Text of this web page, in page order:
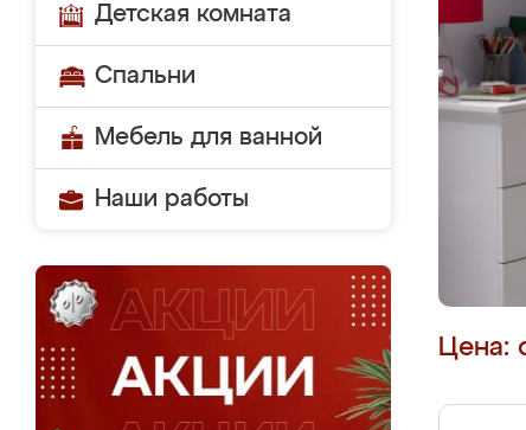
Детская комната
Спальни
Мебель для ванной
Наши работы
Цена: